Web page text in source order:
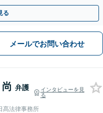
る
メールでお問い合わせ
尚 弁護
インタビューを見
る
髙法律事務所